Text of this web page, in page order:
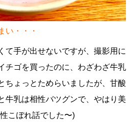
い・・・
て手が出せないですが、撮影用に
チゴを買ったのに、わざわざ牛乳
ちょっとためらいましたが、甘酸
牛乳は相性バツグンで、やはり美
こぼれ話でした〜)